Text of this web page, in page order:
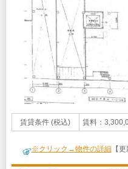
賃貸条件 (税込) 賃料：
※クリック→物件の詳細 【